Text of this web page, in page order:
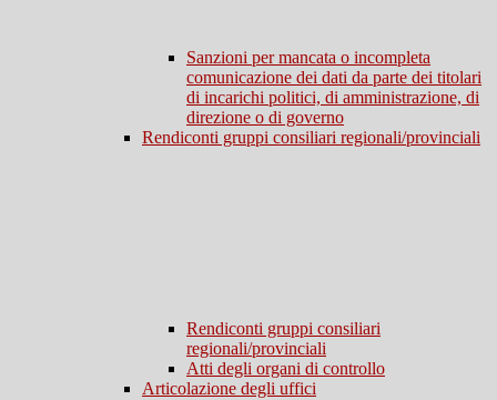
Sanzioni per mancata o incompleta
comunicazione dei dati da parte dei titolari
di incarichi politici, di amministrazione, di
direzione o di governo
Rendiconti gruppi consiliari regionali/provinciali
Rendiconti gruppi consiliari
regionali/provinciali
Atti degli organi di controllo
Articolazione degli uffici